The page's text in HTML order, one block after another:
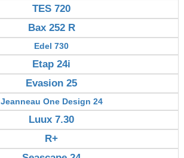
TES 720
Bax 252 R
Edel 730
Etap 24i
Evasion 25
Jeanneau One Design 24
Luux 7.30
R+